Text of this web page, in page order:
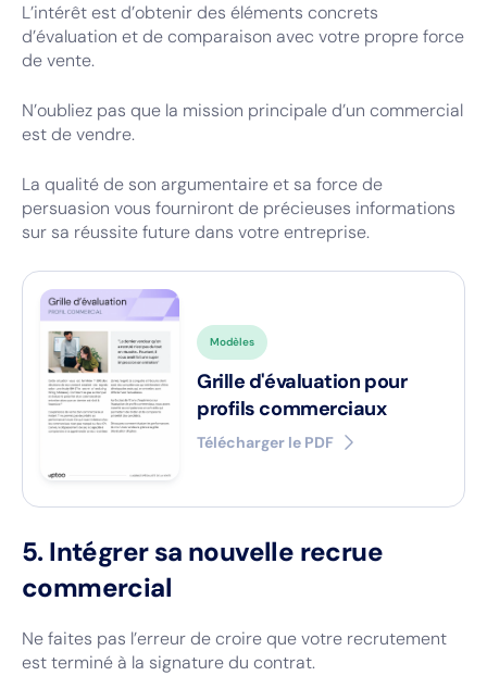
L’intérêt est d’obtenir des éléments concrets
d’évaluation et de comparaison avec votre propre force
de vente.
N’oubliez pas que la mission principale d’un commercial
est de vendre.
La qualité de son argumentaire et sa force de
persuasion vous fourniront de précieuses informations
sur sa réussite future dans votre entreprise.
Modèles
Grille d'évaluation pour
profils commerciaux
Télécharger le PDF
5. Intégrer sa nouvelle recrue
commercial
Ne faites pas l’erreur de croire que votre recrutement
est terminé à la signature du contrat.